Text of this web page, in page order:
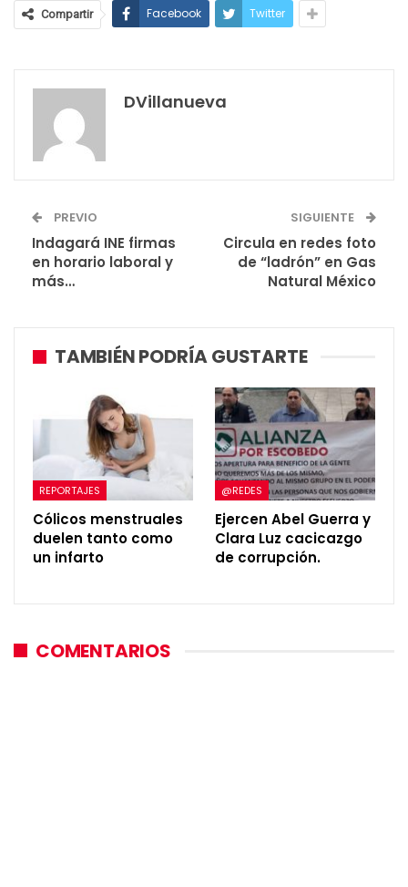
Compartir Facebook Twitter
DVillanueva
PREVIO
Indagará INE firmas
en horario laboral y
más…
SIGUIENTE
Circula en redes foto
de “ladrón” en Gas
Natural México
TAMBIÉN PODRÍA GUSTARTE
REPORTAJES
Cólicos menstruales
duelen tanto como
un infarto
@REDES
Ejercen Abel Guerra y
Clara Luz cacicazgo
de corrupción.
COMENTARIOS